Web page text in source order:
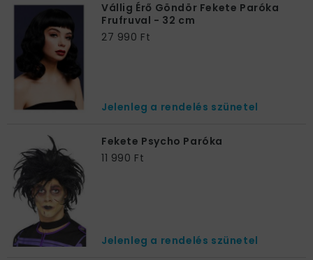
Vállig Érő Göndör Fekete Paróka
Frufruval - 32 cm
27 990 Ft
Jelenleg a rendelés szünetel
Fekete Psycho Paróka
11 990 Ft
Jelenleg a rendelés szünetel